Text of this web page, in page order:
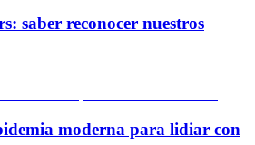
saber reconocer nuestros
moderna para lidiar con